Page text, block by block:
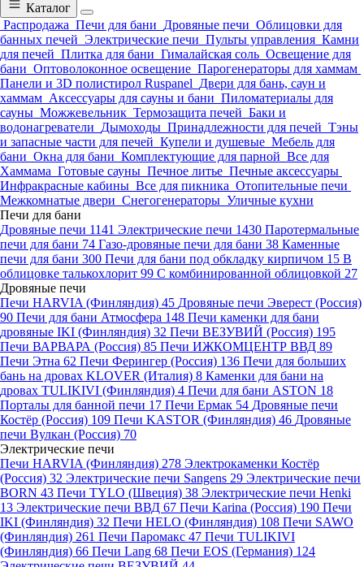
Каталог
Распродажа Печи для бани Дровяные печи Облицовки для
банных печей Электрические печи Пульты управления Камни
для печей Плитка для бани Гималайская соль Освещение для
бани Оптоволоконное освещение Парогенераторы для хаммам
Панели и 3D полистирол Ruspanel Двери для бань, саун и
хаммам Аксессуары для сауны и бани Пиломатериалы для
сауны Можжевельник Термозащита печей Баки и
водонагреватели Дымоходы Принадлежности для печей Тэны
и запасные части для печей Купели и душевые Мебель для
бани Окна для бани Комплектующие для парной Все для
Хаммама Готовые сауны Печное литье Печные аксессуары
Инфракрасные кабины Все для пикника Отопительные печи
Межкомнатые двери Снегогенераторы Уличные кухни
Печи для бани
Дровяные печи 1141 Электрические печи 1430 Паротермальные
печи для бани 74 Газо-дровяные печи для бани 38 Каменные
печи для бани 300 Печи для бани под обкладку кирпичом 15 В
облицовке талькохлорит 99 С комбинированной облицовкой 27
Дровяные печи
Печи HARVIA (Финляндия) 45 Дровяные печи Эверест (Россия)
90 Печи для бани Атмосфера 148 Печи каменки для бани
дровяные IKI (Финляндия) 32 Печи ВЕЗУВИЙ (Россия) 195
Печи ВАРВАРА (Россия) 85 Печи ИЖКОМЦЕНТР ВВД 89
Печи Этна 62 Печи Ферингер (Россия) 136 Печи для больших
бань на дровах KLOVER (Италия) 8 Каменки для бани на
дровах TULIKIVI (Финляндия) 4 Печи для бани ASTON 18
Порталы для банной печи 17 Печи Ермак 54 Дровяные печи
Костёр (Россия) 109 Печи KASTOR (Финляндия) 46 Дровяные
печи Вулкан (Россия) 70
Электрические печи
Печи HARVIA (Финляндия) 278 Электрокаменки Костёр
(Россия) 32 Электрические печи Sangens 29 Электрические печи
BORN 43 Печи TYLO (Швеция) 38 Электрические печи Henki
13 Электрические печи ВВД 67 Печи Karina (Россия) 190 Печи
IKI (Финляндия) 32 Печи HELO (Финляндия) 108 Печи SAWO
(Финляндия) 261 Печи Паромакс 47 Печи TULIKIVI
(Финляндия) 66 Печи Lang 68 Печи EOS (Германия) 124